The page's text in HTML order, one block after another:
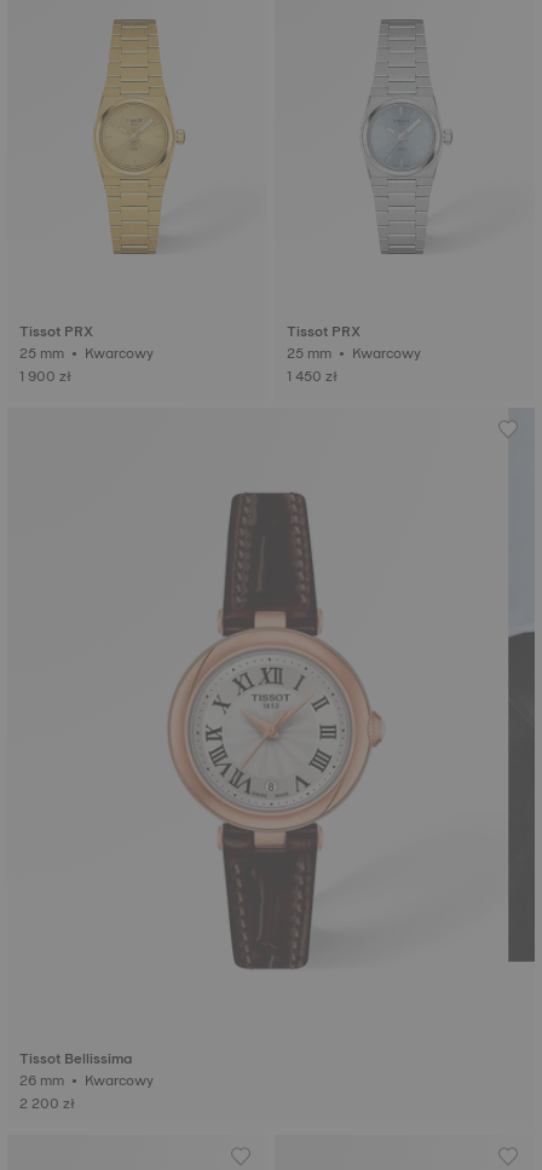
Tissot PRX
25 mm • Kwarcowy
1 900 zł
Tissot PRX
25 mm • Kwarcowy
1 450 zł
Tissot Bellissima
26 mm • Kwarcowy
2 200 zł